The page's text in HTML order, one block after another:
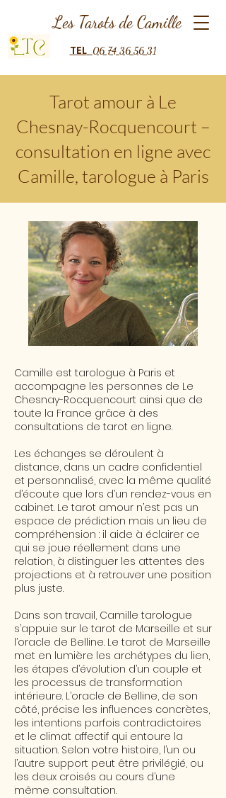
TEL06 74 36 56 31
Les Tarots de Camille
Tarot amour à Le
Chesnay-Rocquencourt –
consultation en ligne avec
Camille, tarologue à Paris
Camille est tarologue à Paris et
accompagne les personnes de Le
Chesnay-Rocquencourt ainsi que de
toute la France grâce à des
consultations de tarot en ligne.
Les échanges se déroulent à
distance, dans un cadre confidentiel
et personnalisé, avec la même qualité
d’écoute que lors d’un rendez-vous en
cabinet. Le tarot amour n’est pas un
espace de prédiction mais un lieu de
compréhension : il aide à éclairer ce
qui se joue réellement dans une
relation, à distinguer les attentes des
projections et à retrouver une position
plus juste.
​Dans son travail, Camille tarologue
s’appuie sur le tarot de Marseille et sur
l’oracle de Belline. Le tarot de Marseille
met en lumière les archétypes du lien,
les étapes d’évolution d’un couple et
les processus de transformation
intérieure. L’oracle de Belline, de son
côté, précise les influences concrètes,
les intentions parfois contradictoires
et le climat affectif qui entoure la
situation. Selon votre histoire, l’un ou
l’autre support peut être privilégié, ou
les deux croisés au cours d’une
même consultation.